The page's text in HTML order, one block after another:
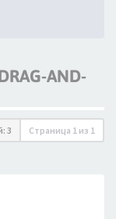
AND-
3 Страница 1 из 1